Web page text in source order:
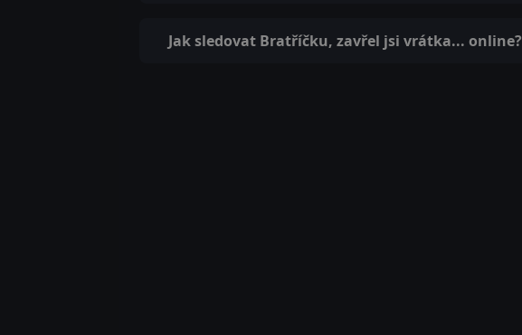
Jak sledovat Bratříčku, zavřel jsi vrátka... online?